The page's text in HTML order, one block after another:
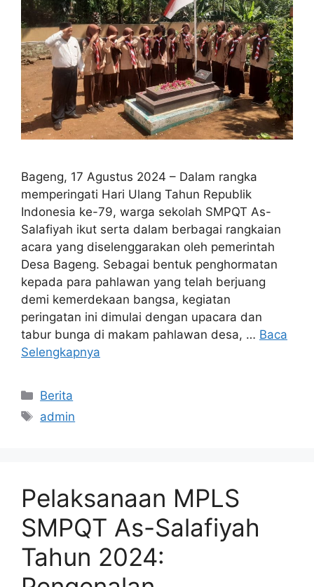
Bageng, 17 Agustus 2024 – Dalam rangka
memperingati Hari Ulang Tahun Republik
Indonesia ke-79, warga sekolah SMPQT As-
Salafiyah ikut serta dalam berbagai rangkaian
acara yang diselenggarakan oleh pemerintah
Desa Bageng. Sebagai bentuk penghormatan
kepada para pahlawan yang telah berjuang
demi kemerdekaan bangsa, kegiatan
peringatan ini dimulai dengan upacara dan
tabur bunga di makam pahlawan desa, … Baca
Selengkapnya
Berita
admin
Pelaksanaan MPLS
SMPQT As-Salafiyah
Tahun 2024: